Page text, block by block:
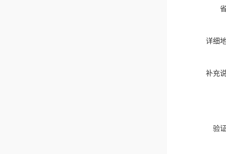
详细
补充
验